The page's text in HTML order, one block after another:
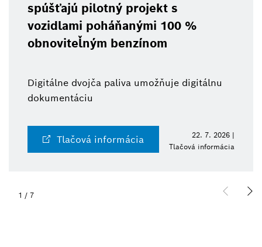
spúšťajú pilotný projekt s
vozidlami poháňanými 100 %
obnoviteľným benzínom
Digitálne dvojča paliva umožňuje digitálnu
dokumentáciu
Tlačová informácia
22. 7. 2026 |
Tlačová informácia
1 / 7